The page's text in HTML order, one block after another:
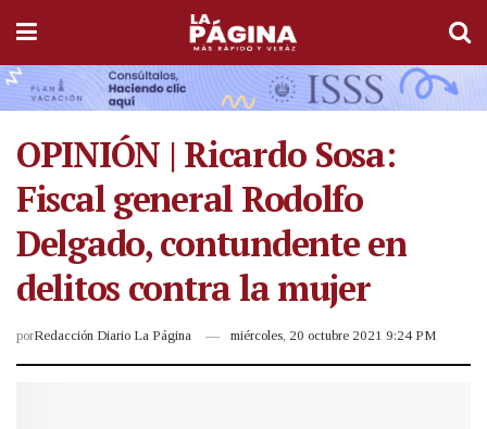
OPINIÓN | Ricardo Sosa:
Fiscal general Rodolfo
Delgado, contundente en
delitos contra la mujer
porRedacción Diario La Página miércoles, 20 octubre 2021 9:24 PM